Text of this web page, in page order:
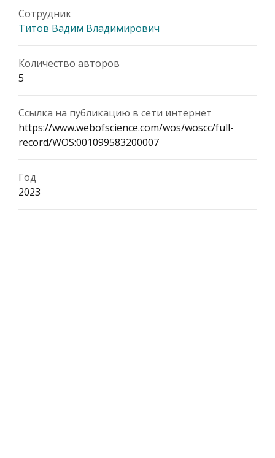
Сотрудник
Титов Вадим Владимирович
Количество авторов
5
Ссылка на публикацию в сети интернет
https://www.webofscience.com/wos/woscc/full-
record/WOS:001099583200007
Год
2023